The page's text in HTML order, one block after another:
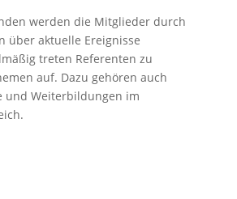
werden die Mitglieder durch
über aktuelle Ereignisse
treten Referenten zu
auf. Dazu gehören auch
und Weiterbildungen im